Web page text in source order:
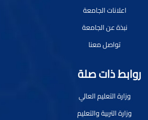
اعلانات الجامعة
نبذة عن الجامعة
تواصل معنا
روابط ذات صلة
وزارة التعليم العالي
وزارة التربية والتعليم